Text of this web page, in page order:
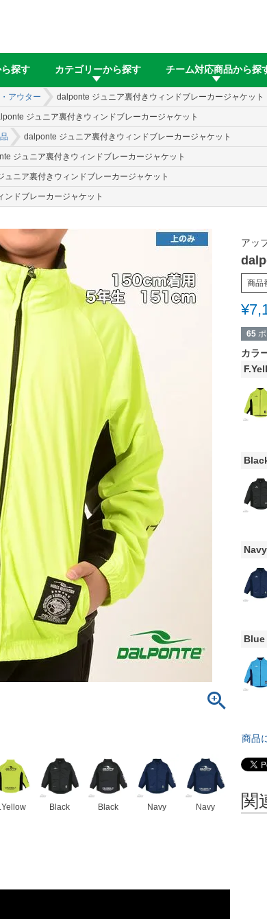
探す カテゴリーから探す チーム対応商品から探
アウター dalponte ジュニア裏付きウィンドブレーカージャケット
ジュニア裏付きウィンドブレーカージャケット
dalponte ジュニア裏付きウィンドブレーカージャケット
ジュニア裏付きウィンドブレーカージャケット
ュニア裏付きウィンドブレーカージャケット
ドブレーカージャケット
Black Black Navy Navy
アッ
商品
¥
65
カラ
Navy
Blue
商品
関